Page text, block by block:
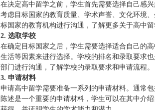
在决定高中留学之前，学生首先需要选择自己感
考虑目标国家的教育质量、学术声誉、文化环境
标国家的教育机构进行沟通，了解更多关于高中留
2. 选取学校
在确定目标国家之后，学生需要选择适合自己的
生活等因素来进行选择。学校的排名和录取要求
部门进行沟通，了解学校的录取要求和申请流程。
3. 申请材料
申请高中留学需要准备一系列的申请材料。通常
陈述是一个重要的申请材料，学生可以在其中介